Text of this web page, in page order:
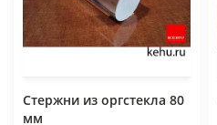
Стержни из оргстекла 80
мм